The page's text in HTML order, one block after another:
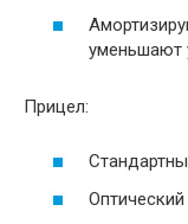
уменьшают
Прицел: